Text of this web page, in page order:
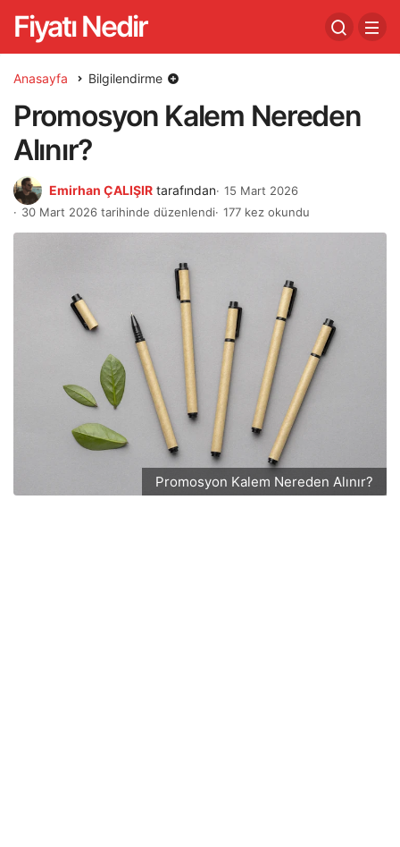
Fiyatı Nedir
Anasayfa Bilgilendirme
Promosyon Kalem Nereden
Alınır?
Emirhan ÇALIŞIR tarafından 15 Mart 2026
30 Mart 2026 tarihinde düzenlendi
177 kez okundu
Promosyon Kalem Nereden Alınır?